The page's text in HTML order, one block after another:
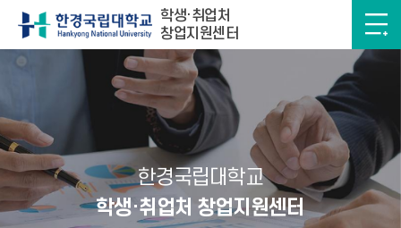
학생·취업처
창업지원센터
한경국립대학교
학생·취업처 창업지원센터